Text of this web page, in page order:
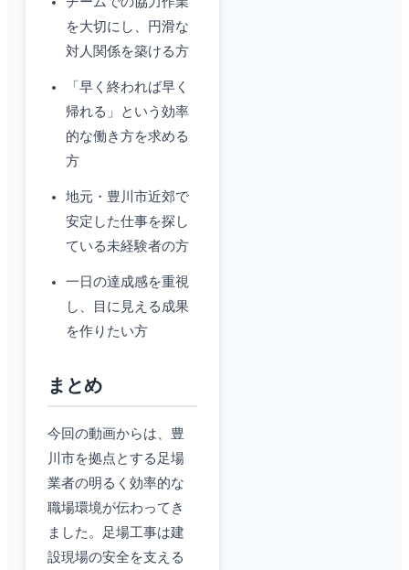
を大切にし、円滑な
対人関係を築ける方
「早く終われば早く
帰れる」という効率
的な働き方を求める
方
地元・豊川市近郊で
安定した仕事を探し
ている未経験者の方
一日の達成感を重視
し、目に見える成果
を作りたい方
まとめ
今回の動画からは、豊
川市を拠点とする足場
業者の明るく効率的な
職場環境が伝わってき
ました。足場工事は建
設現場の安全を支える